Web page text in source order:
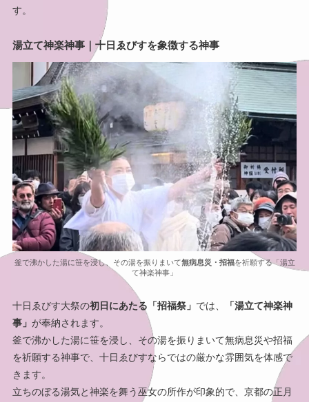
す。
湯立て神楽神事｜十日ゑびすを象徴する神事
釜で沸かした湯に笹を浸し、その湯を振りまいて無病息災・招福を祈願する「湯立
て神楽神事」
十日ゑびす大祭の初日にあたる「招福祭」 では、
「湯立て神楽神
事」 が奉納されます。
釜で沸かした湯に笹を浸し、その湯を振りまいて無病息災や招福
を祈願する神事で、十日ゑびすならではの厳かな雰囲気を体感で
きます。
立ちのぼる湯気と神楽を舞う巫女の所作が印象的で、京都の正月